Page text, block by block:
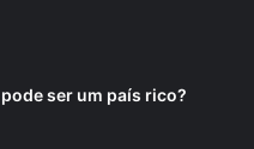
ser um país rico?